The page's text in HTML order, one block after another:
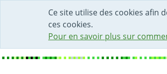
Ce site utilise des cookies afin
ces cookies.
Pour en savoir plus sur
DÉBUT DU CONTENU DE LA
ACCÈS AU CHAMP DE
PAGE D'ACCUEIL
FORMULAIRE DE CONTACT